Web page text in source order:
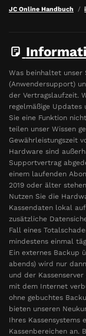
JC Online Handbuch
Was beinhaltet unser
(Anwendersupport)
der Vertragslaufzeit.
regelmäßige Updates
Sie eine Funktion
teilen unser Wissen
Gewährleistungszeit
Hardware sind
Supportvertrag
einem laufenden
2019 oder älter
Nutzen Sie die
Kassendaten lokal
zusätzliche
Fall eines
mindestens einmal
Ein externes Backup
abends) wird nur
und der
mit dem Internet
ohne gebuchtes
bieten unseren
Ihres Kassensystems
Kassenbereichen an.